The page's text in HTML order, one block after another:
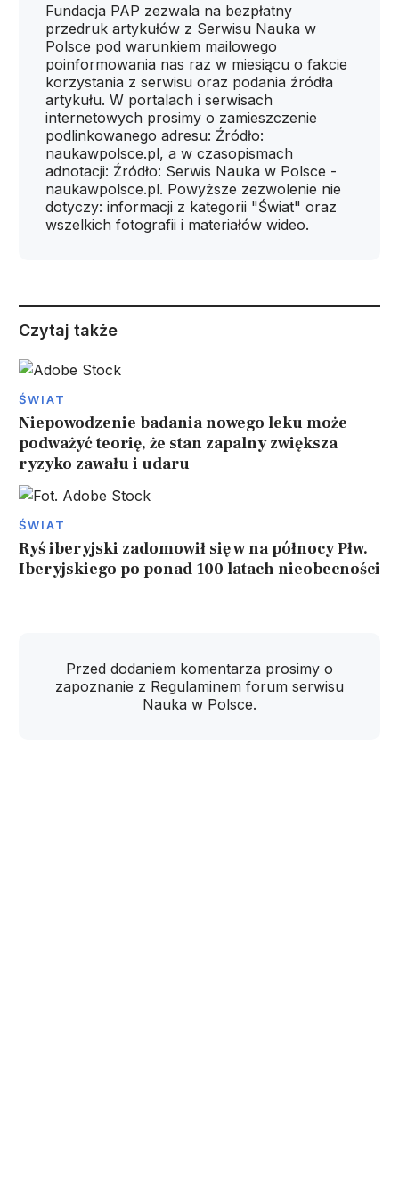
Fundacja PAP zezwala na bezpłatny
przedruk artykułów z Serwisu Nauka w
Polsce pod warunkiem mailowego
poinformowania nas raz w miesiącu o fakcie
korzystania z serwisu oraz podania źródła
artykułu. W portalach i serwisach
internetowych prosimy o zamieszczenie
podlinkowanego adresu: Źródło:
naukawpolsce.pl, a w czasopismach
adnotacji: Źródło: Serwis Nauka w Polsce -
naukawpolsce.pl. Powyższe zezwolenie nie
dotyczy: informacji z kategorii "Świat" oraz
wszelkich fotografii i materiałów wideo.
Czytaj także
ŚWIAT
Niepowodzenie badania nowego leku może
podważyć teorię, że stan zapalny zwiększa
ryzyko zawału i udaru
ŚWIAT
Ryś iberyjski zadomowił się w na północy Płw.
Iberyjskiego po ponad 100 latach nieobecności
Przed dodaniem komentarza prosimy o
zapoznanie z Regulaminem forum serwisu
Nauka w Polsce.